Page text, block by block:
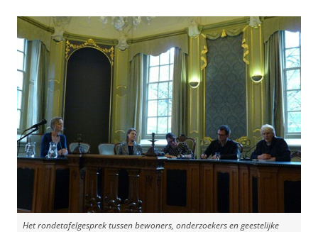
Het rondetafelgesprek tussen bewoners, onderzoekers en geestelijke